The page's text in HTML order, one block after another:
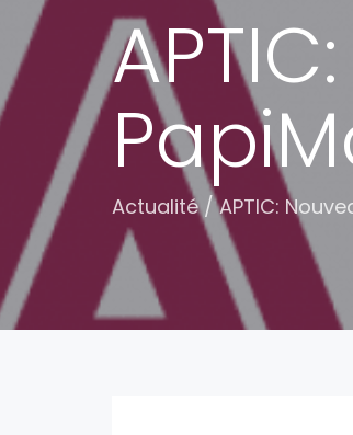
Actualité/APTIC: